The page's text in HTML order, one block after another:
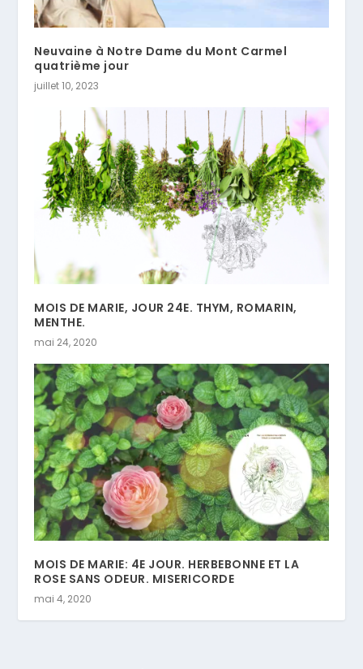
Neuvaine à Notre Dame du Mont Carmel
quatrième jour
juillet 10, 2023
MOIS DE MARIE, JOUR 24E. THYM, ROMARIN,
MENTHE.
mai 24, 2020
MOIS DE MARIE: 4E JOUR. HERBEBONNE ET LA
ROSE SANS ODEUR. MISERICORDE
mai 4, 2020